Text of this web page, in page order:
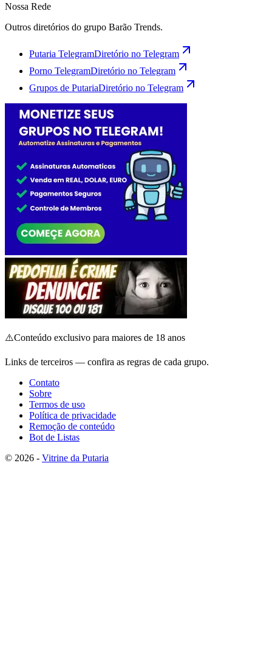
Nossa Rede
Outros diretórios do grupo Barão Trends.
Putaria TelegramDiretório no Telegram
Porno TelegramDiretório no Telegram
Grupos de PutariaDiretório no Telegram
⚠️Conteúdo exclusivo para maiores de 18 anos
Links de terceiros — confira as regras de cada grupo.
Contato
Sobre
Termos de uso
Política de privacidade
Remoção de conteúdo
Bot de Listas
© 2026 - Vitrine da Putaria